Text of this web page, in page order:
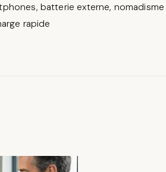
, batterie externe, nomadisme
rapide